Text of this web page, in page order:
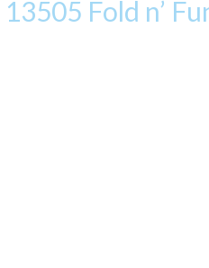
13505 Fold n’